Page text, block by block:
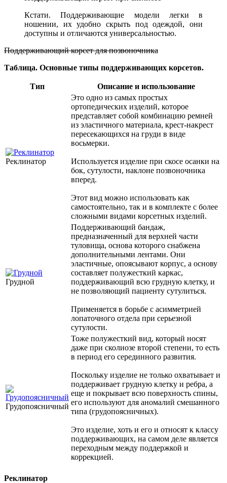
Кстати. Поддерживающие модели легки в
ношении, их удобно скрыть под одеждой, они
доступны и отличаются универсальностью.
Поддерживающий корсет для позвоночника
Таблица. Основные типы поддерживающих корсетов.
Тип Описание и использование
Реклинатор
Это одно из самых простых
ортопедических изделий, которое
представляет собой комбинацию ремней
из эластичного материала, крест-накрест
пересекающихся на груди в виде
восьмерки.
Используется изделие при скосе осанки на
бок, сутулости, наклоне позвоночника
вперед.
Этот вид можно использовать как
самостоятельно, так и в комплекте с более
сложными видами корсетных изделий.
Грудной
Поддерживающий бандаж,
предназначенный для верхней части
туловища, основа которого снабжена
дополнительными лентами. Они
эластичные, опоясывают корпус, а основу
составляет полужесткий каркас,
поддерживающий всю грудную клетку, и
не позволяющий пациенту сутулиться.
Применяется в борьбе с асимметрией
лопаточного отдела при серьезной
сутулости.
Грудопоясничный
Тоже полужесткий вид, который носят
даже при сколиозе второй степени, то есть
в период его серединного развития.
Поскольку изделие не только охватывает и
поддерживает грудную клетку и ребра, а
еще и покрывает всю поверхность спины,
его используют для аномалий смешанного
типа (грудопоясничных).
Это изделие, хоть и его и относят к классу
поддерживающих, на самом деле является
переходным между поддержкой и
коррекцией.
Реклинатор